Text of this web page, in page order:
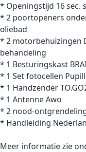
* Openingstijd 16 sec.
* 2 poortopeners
oliebad
* 2 motorbehuizingen
behandeling
* 1 Besturingskast
* 1 Set fotocellen
* 1 Handzender
* 1 Antenne Awo
* 2 nood-
* Handleiding
Meer informatie zie